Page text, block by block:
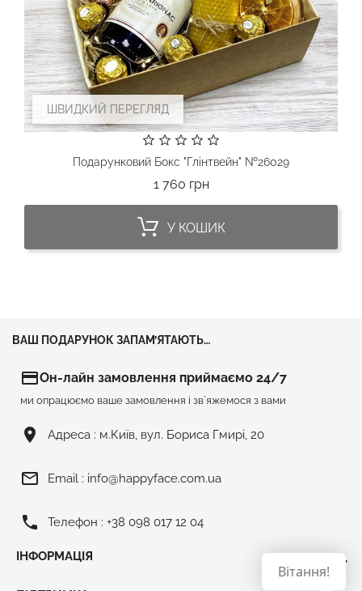
ШВИДКИЙ ПЕРЕГЛЯД
Подарунковий Бокс "Глінтвейн" №26029
1 760 грнЦіна
У КОШИК
ВАШ ПОДАРУНОК ЗАПАМ’ЯТАЮТЬ…
credit_cardОн-лайн замовлення приймаємо 24/7
ми опрацюємо ваше замовлення і зв`яжемося з вами
room Адреса : м.Київ, вул. Бориса Гмирі, 20
mail_outline Email : info@happyface.com.ua
phone Телефон : +38 098 017 12 04
ІНФОРМАЦІЯ 
Вітання!